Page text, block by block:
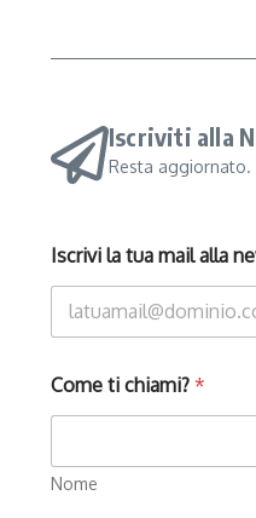
Iscriviti alla
Resta
Iscrivi la tua mail alla
Come ti chiami? *
Nome